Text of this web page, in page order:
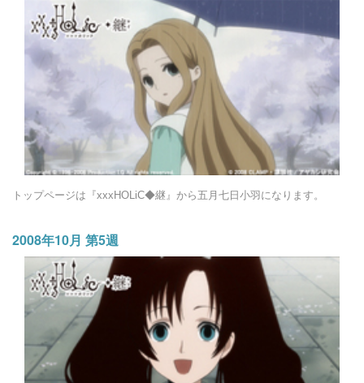
トップページは『xxxHOLiC◆継』から五月七日小羽になります。
2008年10月 第5週